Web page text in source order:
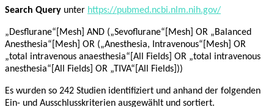
seiner
Klimaschädlichkeit
–
Bestehen
Vorteile,
die
Einsatz
Search Query unter https://pubmed.ncbi.nlm.nih.gov/
„Desflurane“[Mesh] AND („Sevoflurane“[Mesh] OR „Balanced
Anesthesia“[Mesh] OR („Anesthesia, Intravenous“[Mesh] OR
„total intravenous anaesthesia“[All Fields] OR „total intravenous
anesthesia“[All Fields] OR „TIVA“[All Fields]))
Es wurden so 242 Studien identifiziert und anhand der folgenden
Ein- und Ausschlusskriterien ausgewählt und sortiert.